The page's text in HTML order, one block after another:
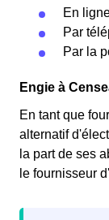
En
Par
Par la
Engie à
En tant que
alternatif
la part de ses
le fournisseur